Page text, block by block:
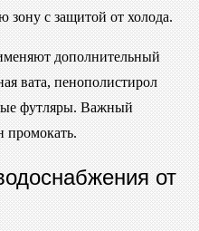
зону с защитой от холода.
дополнительный
вата, пенополистирол
футляры. Важный
промокать.
от